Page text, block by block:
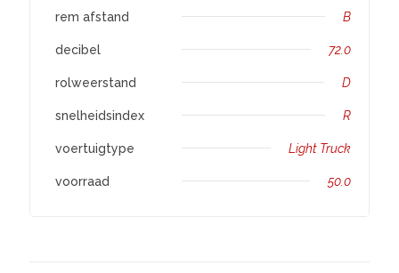
rem afstand B
decibel 72.0
rolweerstand D
snelheidsindex R
voertuigtype Light Truck
voorraad 50.0